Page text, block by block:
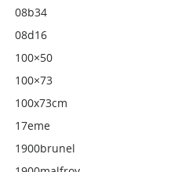
08b34
08d16
100×50
100×73
100x73cm
17eme
1900brunel